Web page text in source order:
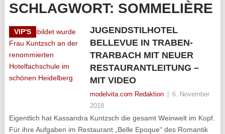
SCHLAGWORT: SOMMELIÈRE
VIP'S
JUGENDSTILHOTEL
BELLEVUE IN TRABEN-
TRARBACH MIT NEUER
RESTAURANTLEITUNG –
MIT VIDEO
modelvita.com Redaktion
6. November
2018
Eigentlich hat Kassandra Kuntzsch die gesamt Weinwelt im Kopf.
Für ihre Aufgaben im Restaurant „Belle Epoque“ des Romantik